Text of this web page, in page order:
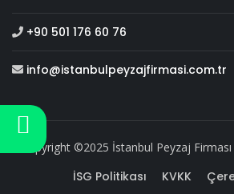
+90 501 176 60 76
info@istanbulpeyzajfirmasi.com.tr
Copyright ©2025 İstanbul Peyzaj Firması
İSG Politikası KVKK